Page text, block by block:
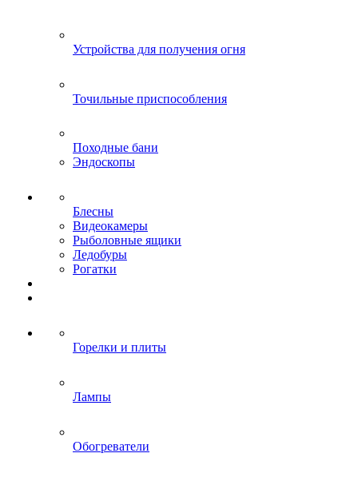
Устройства для получения огня
Точильные приспособления
Походные бани
Эндоскопы
Блесны
Видеокамеры
Рыболовные ящики
Ледобуры
Рогатки
Горелки и плиты
Лампы
Обогреватели